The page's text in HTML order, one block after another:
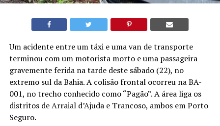
Um acidente entre um táxi e uma van de transporte
terminou com um motorista morto e uma passageira
gravemente ferida na tarde deste sábado (22), no
extremo sul da Bahia. A colisão frontal ocorreu na BA-
001, no trecho conhecido como “Pagão”. A área liga os
distritos de Arraial d’Ajuda e Trancoso, ambos em Porto
Seguro.